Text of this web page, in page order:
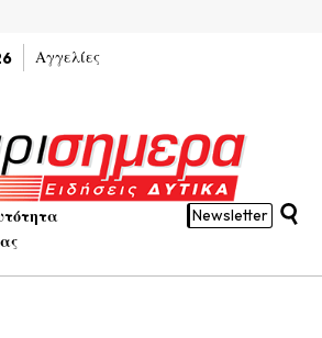
Αγγελίες
Newsletter